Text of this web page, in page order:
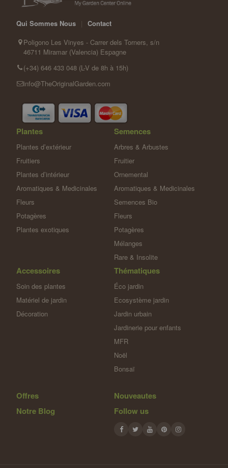
Qui Sommes Nous
Contact
Poligono Les Vinyes - Carrer dels Torners, s/n
46711 Miramar (Valencia) Espagne
(+34) 646 433 048 (L-V de 8h à 15h)
info@TheOriginalGarden.com
Plantes
Plantes d’extérieur
Fruitiers
Plantes d’intérieur
Aromatiques & Medicinales
Fleurs
Potagères
Plantes exotiques
Semences
Arbres & Arbustes
Fruitier
Ornemental
Aromatiques & Medicinales
Semences Bio
Fleurs
Potagères
Mélanges
Rare & Insolite
Accessoires
Soin des plantes
Matériel de jardin
Décoration
Thématiques
Éco jardin
Ecosystème jardin
Jardin urbain
Jardinerie pour enfants
MFR
Noël
Bonsaï
Offres
Nouveautes
Notre Blog
Follow us